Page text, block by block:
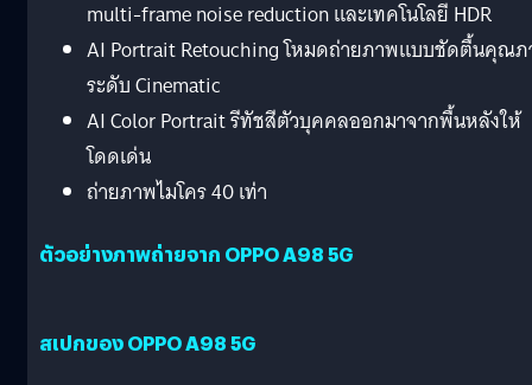
multi-frame noise reduction และเทคโนโลยี HDR
AI Portrait Retouching โหมดถ่ายภาพแบบชัดตื้นคุณ
ระดับ Cinematic
AI Color Portrait รีทัชสีตัวบุคคลออกมาจากพื้นหลังให้
โดดเด่น
ถ่ายภาพไมโคร 40 เท่า
ตัวอย่างภาพถ่ายจาก OPPO A98 5G
สเปกของ OPPO A98 5G